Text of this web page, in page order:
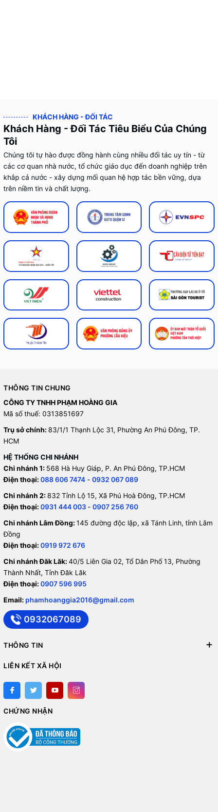
KHÁCH HÀNG - ĐỐI TÁC
Khách Hàng - Đối Tác Tiêu Biểu Của Chúng
Tôi
Chúng tôi tự hào được đồng hành cùng nhiều đối tác uy tín - từ
các cơ quan nhà nước, tổ chức giáo dục đến doanh nghiệp trên
khắp cả nước - xây dựng mối quan hệ hợp tác bền vững, dựa
trên niềm tin và chất lượng.
THÔNG TIN CHUNG
CÔNG TY TNHH PHẠM HOÀNG GIA
Mã số thuế: 0313851697
Trụ sở chính: 83/1/1 Thạnh Lộc 31, Phường An Phú Đông, TP.
HCM
HỆ THỐNG CHI NHÁNH
Chi nhánh 1: 568 Hà Huy Giáp, P. An Phú Đông, TP.HCM
Điện thoại:088 606 7474 - 0932 067 089
Chi nhánh 2: 832 Tỉnh Lộ 15, Xã Phú Hoà Đông, TP.HCM
Điện thoại:0931 444 003 - 0907 256 760
Chi nhánh Lâm Đồng:145 đường độc lập, xã Tánh Linh, tỉnh Lâm
Đồng
Điện thoại:0919 972 676
Chi nhánh Đăk Lăk:40/5 Liên Gia 02, Tổ Dân Phố 13, Phường
Thành Nhất, Tỉnh Đăk Lăk
Điện thoại:0907 596 995
Email: phamhoanggia2016@gmail.com
0932067089
THÔNG TIN
LIÊN KẾT XÃ HỘI
CHỨNG NHẬN